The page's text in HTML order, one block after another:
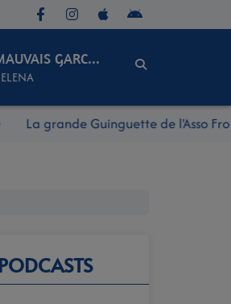
MAUVAIS GARCON
La grande Guinguette de l'Asso Fro